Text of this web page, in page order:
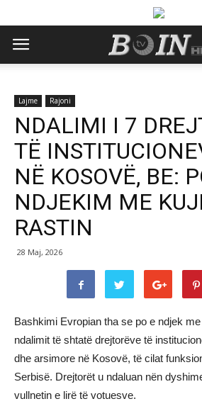
Lajme Rajoni
NDALIMI I 7
TË
NË KOSOVË, BE:
NDJEKIM ME
RASTIN
28 Maj, 2026
Bashkimi Evropian tha se po e ndjek
ndalimit të shtatë drejtorëve të
dhe arsimore në Kosovë, të cilat
Serbisë. Drejtorët u ndaluan nën
vullnetin e lirë të votuesve.